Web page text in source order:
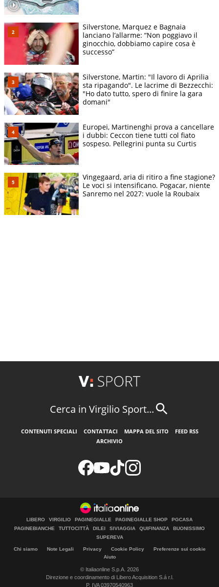
Silverstone, Marquez e Bagnaia
lanciano l’allarme: “Non poggiavo il
ginocchio, dobbiamo capire cosa è
successo”
Silverstone, Martin: "Il lavoro di Aprilia
sta ripagando". Le lacrime di Bezzecchi:
"Ho dato tutto, spero di finire la gara
domani"
Europei, Martinenghi prova a cancellare
i dubbi: Ceccon tiene tutti col fiato
sospeso. Pellegrini punta su Curtis
Vingegaard, aria di ritiro a fine stagione?
Le voci si intensificano. Pogacar, niente
Sanremo nel 2027: vuole la Roubaix
Cerca in Virgilio Sport...
CONTENUTI SPECIALI CONTATTACI MAPPA DEL SITO
FEED RSS
ARCHIVIO
LIBERO VIRGILIO PAGINEGIALLE PAGINEGIALLE SHOP
PGCASA
PAGINEBIANCHE
TUTTOCITTÀ DILEI SIVIAGGIA QUIFINANZA
BUONISSIMO
SUPEREVA
Chi siamo Note Legali Privacy Cookie Policy
Preferenze sui cookie
Aiuto
© Italiaonline S.p.A. 2026
Direzione e coordinamento di Libero Acquisition S.á r.l.
P. IVA 03970540963